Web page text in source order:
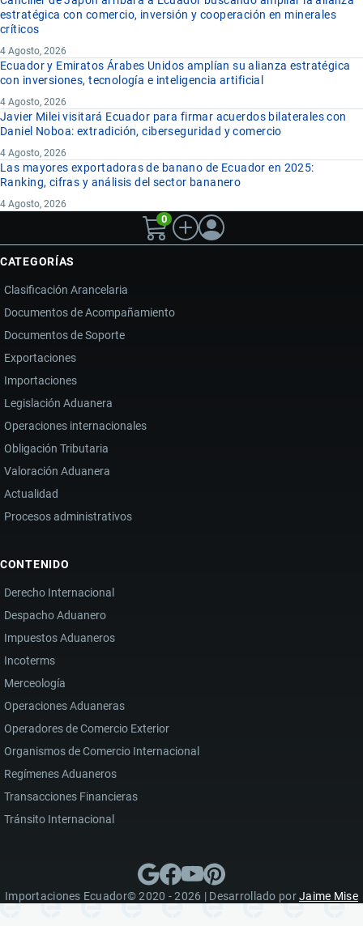
estratégica con comercio, inversión y cooperación en minerales
críticos
4 Agosto, 2026
Ecuador y Emiratos Árabes Unidos amplían su alianza estratégica
con inversiones, tecnología e inteligencia artificial
4 Agosto, 2026
Javier Milei visitará Ecuador para firmar acuerdos bilaterales con
Daniel Noboa: extradición, ciberseguridad y comercio
4 Agosto, 2026
Las mayores exportadoras de banano de Ecuador en 2025:
Ranking, cifras y análisis del sector bananero
4 Agosto, 2026
0
CATEGORÍAS
Clasificación Arancelaria
Documentos de Acompañamiento
Documentos de Soporte
Exportaciones
Importaciones
Legislación Aduanera
Operaciones internacionales
Obligación Tributaria
Valoración Aduanera
Actualidad
Procesos administrativos
CONTENIDO
Derecho Internacional
Despacho Aduanero
Impuestos Aduaneros
Incoterms
Merceología
Operaciones Aduaneras
Operadores de Comercio Exterior
Organismos de Comercio Internacional
Regímenes Aduaneros
Transacciones Financieras
Tránsito Internacional
Importaciones Ecuador© 2020 - 2026 | Desarrollado porJaime Mise